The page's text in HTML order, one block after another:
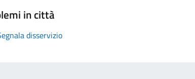
in città
disservizio